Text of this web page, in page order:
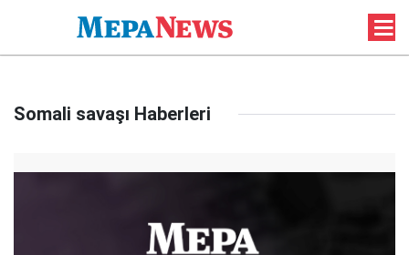
Somali savaşı Haberleri